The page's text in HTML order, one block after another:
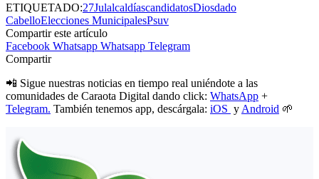
ETIQUETADO:27JulalcaldíascandidatosDiosdado
CabelloElecciones MunicipalesPsuv
Compartir este artículo
Facebook Whatsapp Whatsapp Telegram
Compartir
📲 Sigue nuestras noticias en tiempo real uniéndote a las
comunidades de Caraota Digital dando click: WhatsApp +
Telegram. También tenemos app, descárgala: iOS y Android 🌱